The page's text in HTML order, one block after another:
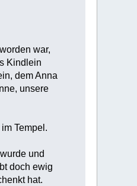
war,
Kindlein
dem Anna
unsere
Tempel.
und
doch ewig
hat.